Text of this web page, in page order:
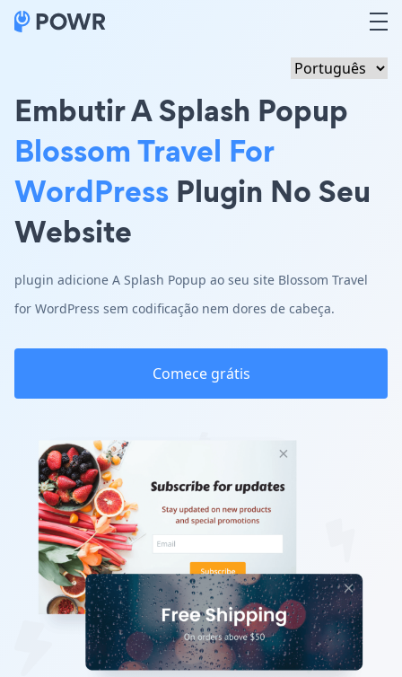
Embutir A Splash Popup
Blossom Travel For
WordPress Plugin No Seu
Website
plugin adicione A Splash Popup ao seu site Blossom Travel
for WordPress sem codificação nem dores de cabeça.
Comece grátis